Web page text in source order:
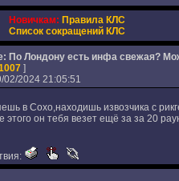
Новичкам: Правила КЛС
Список сокращений КЛС
По Лондону есть инфа свежая?
]
02/2024 21:05:51
в Сохо,находишь извозчика с
этого он тебя везет ещё за за 20